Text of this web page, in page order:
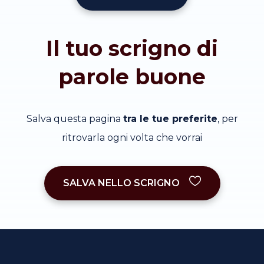
Il tuo scrigno di
parole buone
Salva questa pagina tra le tue preferite, per
ritrovarla ogni volta che vorrai
SALVA NELLO SCRIGNO